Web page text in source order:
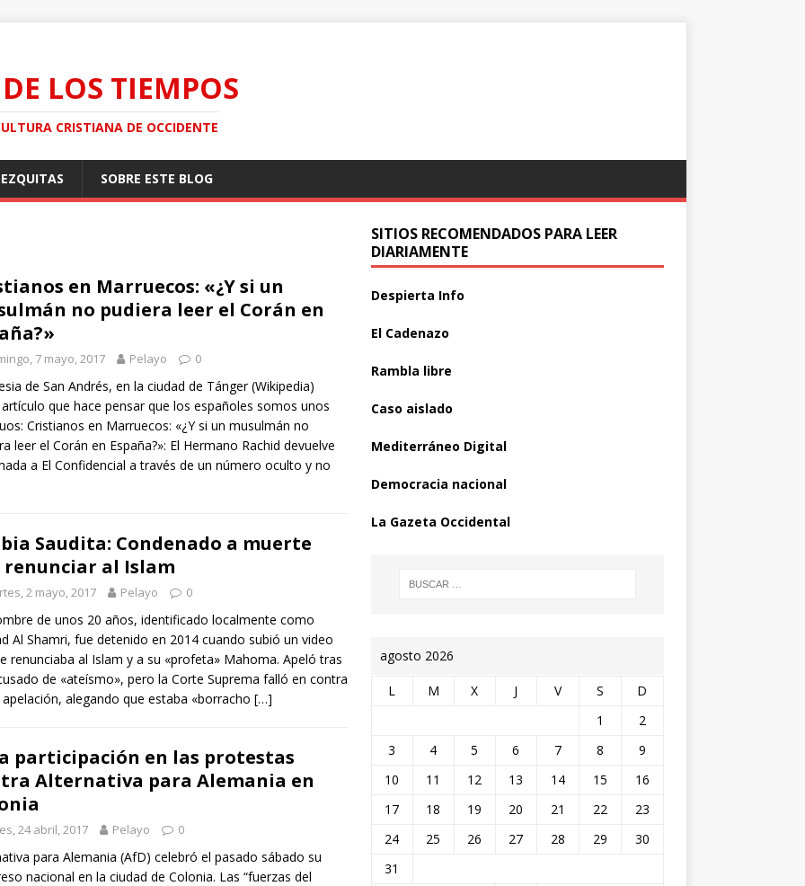
LOS TIEMPOS
CRISTIANA DE OCCIDENTE
SOBRE ESTE BLOG
en Marruecos: «¿Y si un
no pudiera leer el Corán en
7 mayo, 2017 Pelayo 0
de San Andrés, en la ciudad de Tánger (Wikipedia)
que hace pensar que los españoles somos unos
Cristianos en Marruecos: «¿Y si un musulmán no
leer el Corán en España?»: El Hermano Rachid devuelve
a El Confidencial a través de un número oculto y no
Saudita: Condenado a muerte
renunciar al Islam
2 mayo, 2017 Pelayo 0
de unos 20 años, identificado localmente como
Al Shamri, fue detenido en 2014 cuando subió un video
renunciaba al Islam y a su «profeta» Mahoma. Apeló tras
de «ateísmo», pero la Corte Suprema falló en contra
alegando que estaba «borracho […]
participación en las protestas
Alternativa para Alemania en
24 abril, 2017 Pelayo 0
para Alemania (AfD) celebró el pasado sábado su
nacional en la ciudad de Colonia. Las “fuerzas del
SITIOS RECOMENDADOS PARA LEER
DIARIAMENTE
Despierta Info
El Cadenazo
Rambla libre
Caso aislado
Mediterráneo Digital
Democracia nacional
La Gazeta Occidental
agosto 2026
L M X J V S D
1
2
3
4 5 6 7 8
9
10
11 12 13 14 15
16
17
18 19 20 21 22
23
24
25 26 27 28 29
30
31